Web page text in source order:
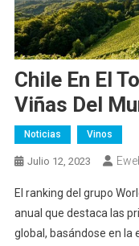
Chile En El
Viñas Del
Noticias Vinos
Julio 12, 2023
El ranking del grupo
anual que destaca las
global, basándose en la